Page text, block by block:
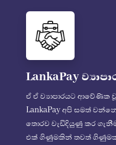
LankaPay
ඒ ඒ ව්‍යාපාරයට ආවේණික වූ
LankaPay අපි සමත්
තොරව වැඩිදියුණු කර
එක් ගිණුමකින් තවත්